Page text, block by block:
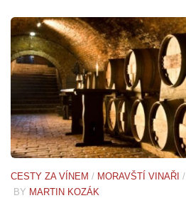
CESTY ZA VÍNEM / MORAVŠTÍ VINAŘI /
BY MARTIN KOZÁK